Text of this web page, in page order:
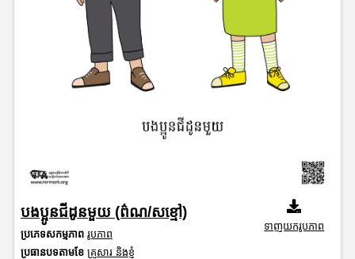
បងប្អូនជីដូនមួយ (ព៌ណ/សខ្មៅ)
ប្រភេទសកម្មភាព រូបភាព
ប្រធានបទតាមខែ គ្រួសារ និងខ្ញុំ
ទាញយករូបភាព